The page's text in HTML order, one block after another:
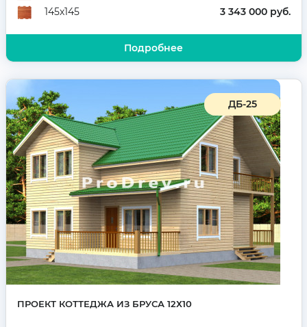
145х145
3 343 000 руб.
Подробнее
ДБ-25
ПРОЕКТ КОТТЕДЖА ИЗ БРУСА 12Х10